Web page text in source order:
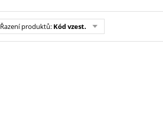
Řazení produktů: Kód vzest.